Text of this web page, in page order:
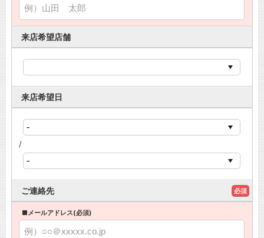
来店希望店舗
来店希望日
/
ご連絡先 必須
■メールアドレス(必須)